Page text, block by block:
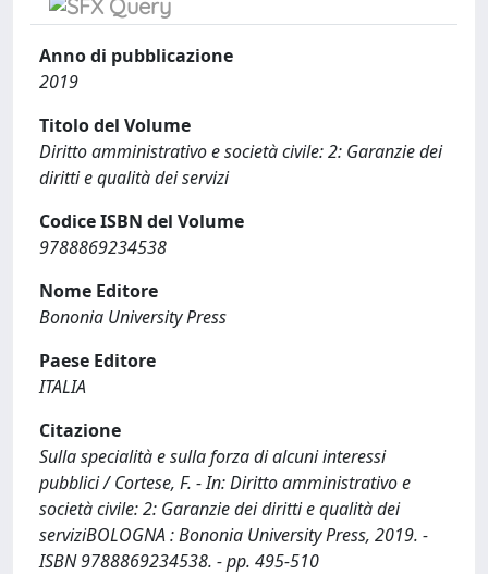
Anno di pubblicazione
2019
Titolo del Volume
Diritto amministrativo e società civile: 2: Garanzie dei
diritti e qualità dei servizi
Codice ISBN del Volume
9788869234538
Nome Editore
Bononia University Press
Paese Editore
ITALIA
Citazione
Sulla specialità e sulla forza di alcuni interessi
pubblici / Cortese, F. - In: Diritto amministrativo e
società civile: 2: Garanzie dei diritti e qualità dei
serviziBOLOGNA : Bononia University Press, 2019. -
ISBN 9788869234538. - pp. 495-510